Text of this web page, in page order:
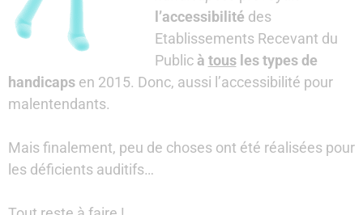
l’accessibilité des
Etablissements Recevant du
Publicà tousles types de
handicaps en 2015. Donc, aussi l’accessibilité pour
malentendants.
Mais finalement, peu de choses ont été réalisées pour
les déficients auditifs…